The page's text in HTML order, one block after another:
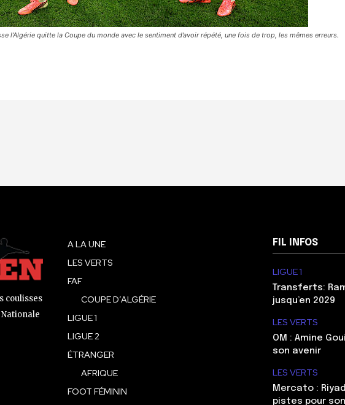
l’Algérie quitte la Coupe du monde avec le sentiment d’avoir répété, une fois de trop, les mêmes erreurs.
coulisses
A LA UNE
LES VERTS
FAF
COUPE D’ALGÉRIE
LIGUE 1
LIGUE 2
ÉTRANGER
AFRIQUE
FOOT FÉMININ
FIL INFOS
LIGUE 1
Transferts:
jusqu’en 2029
LES VERTS
OM : Amine
son avenir
LES VERTS
Mercato :
pistes pour